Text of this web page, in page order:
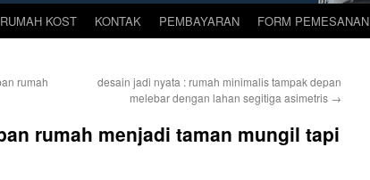
RUMAH KOST KONTAK PEMBAYARAN FORM PEMESANAN
rumah
desain jadi nyata : rumah minimalis tampak depan
melebar dengan lahan segitiga asimetris →
rumah menjadi taman mungil tapi